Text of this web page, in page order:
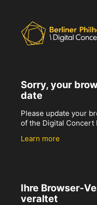
Sorry, your
date
Please update your
of the Digital Concert
Learn more
Ihre Browser-
veraltet